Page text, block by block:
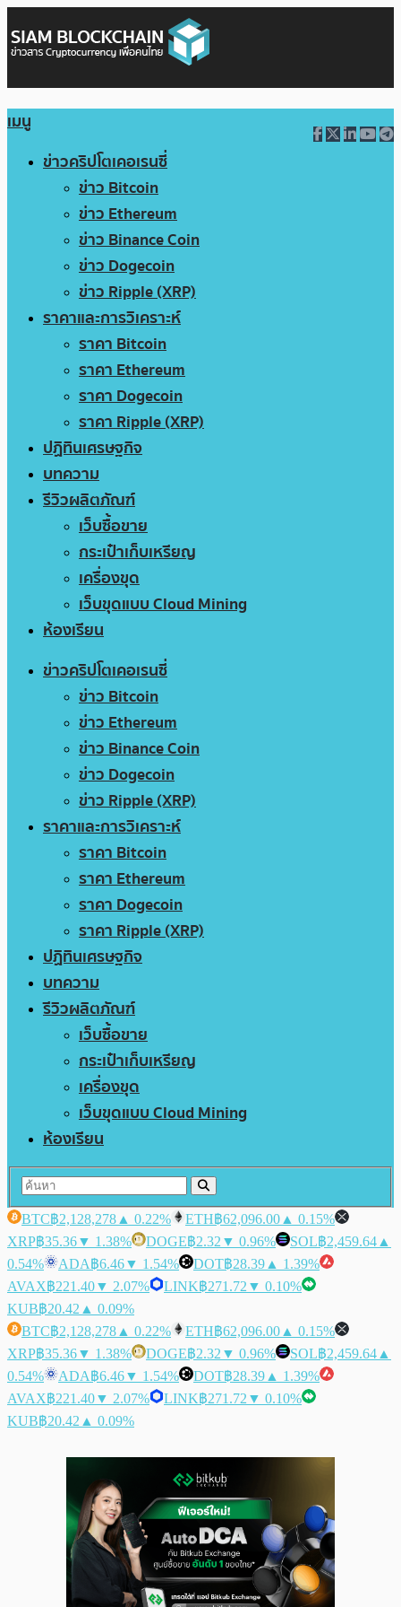
เมนู
ข่าวคริปโตเคอเรนซี่
ข่าว Bitcoin
ข่าว Ethereum
ข่าว Binance Coin
ข่าว Dogecoin
ข่าว Ripple (XRP)
ราคาและการวิเคราะห์
ราคา Bitcoin
ราคา Ethereum
ราคา Dogecoin
ราคา Ripple (XRP)
ปฏิทินเศรษฐกิจ
บทความ
รีวิวผลิตภัณฑ์
เว็บซื้อขาย
กระเป๋าเก็บเหรียญ
เครื่องขุด
เว็บขุดแบบ Cloud Mining
ห้องเรียน
ข่าวคริปโตเคอเรนซี่
ข่าว Bitcoin
ข่าว Ethereum
ข่าว Binance Coin
ข่าว Dogecoin
ข่าว Ripple (XRP)
ราคาและการวิเคราะห์
ราคา Bitcoin
ราคา Ethereum
ราคา Dogecoin
ราคา Ripple (XRP)
ปฏิทินเศรษฐกิจ
บทความ
รีวิวผลิตภัณฑ์
เว็บซื้อขาย
กระเป๋าเก็บเหรียญ
เครื่องขุด
เว็บขุดแบบ Cloud Mining
ห้องเรียน
BTC฿2,128,278 ▲ 0.22% ETH฿62,096.00 ▲ 0.15%
XRP฿35.36▼ 1.38% DOGE฿2.32 ▼ 0.96% SOL฿2,459.64 ▲
0.54%
ADA฿6.46▼ 1.54% DOT฿28.39 ▲ 1.39%
AVAX฿221.40▼ 2.07% LINK฿271.72 ▼ 0.10%
KUB฿20.42 ▲ 0.09%
BTC฿2,128,278 ▲ 0.22% ETH฿62,096.00 ▲ 0.15%
XRP฿35.36▼ 1.38% DOGE฿2.32 ▼ 0.96% SOL฿2,459.64 ▲
0.54%
ADA฿6.46▼ 1.54% DOT฿28.39 ▲ 1.39%
AVAX฿221.40▼ 2.07% LINK฿271.72 ▼ 0.10%
KUB฿20.42 ▲ 0.09%